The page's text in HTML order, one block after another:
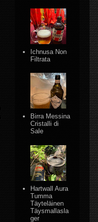
Ichnusa Non
Filtrata
Birra Messina
Cristalli di
Sale
Hartwall Aura
Tumma
Täyteläinen
Täysmallasla
ger